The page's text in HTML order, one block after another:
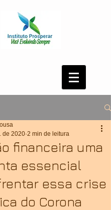
financeira uma
essencial
essa crise
do Corona
de 2020 2 min de leitura